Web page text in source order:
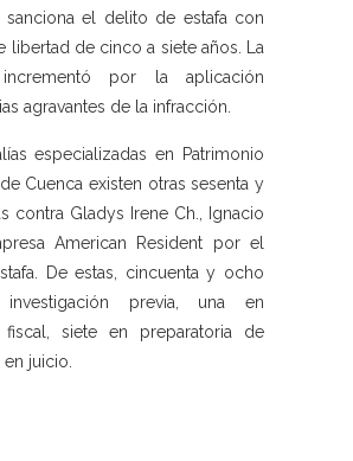
sanciona el delito de estafa con
libertad de cinco a siete años. La
por la aplicación
agravantes de la infracción.
especializadas en Patrimonio
Cuenca existen otras sesenta y
contra Gladys Irene Ch., Ignacio
American Resident por el
De estas, cincuenta y ocho
previa, una en
fiscal, siete en preparatoria de
juicio.